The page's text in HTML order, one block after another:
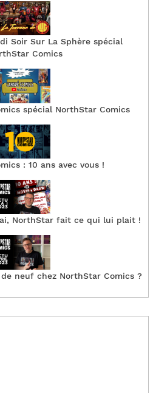
Soir Sur La Sphère spécial
Comics
spécial NorthStar Comics
: 10 ans avec vous !
NorthStar fait ce qui lui plait !
neuf chez NorthStar Comics ?